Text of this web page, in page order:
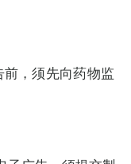
，须先向药物监